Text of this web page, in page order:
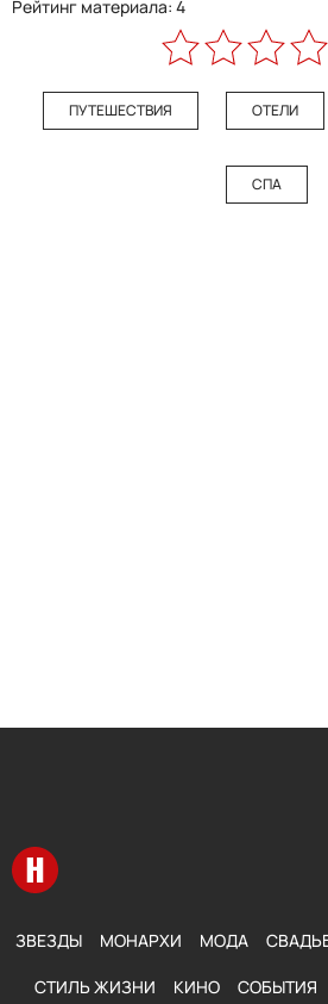
Рейтинг материала: 4
ПУТЕШЕСТВИЯ ОТЕЛИ
СПА
Перейти на главную
ЗВЕЗДЫ МОНАРХИ МОДА
СТИЛЬ ЖИЗНИ КИНО СОБЫТИЯ